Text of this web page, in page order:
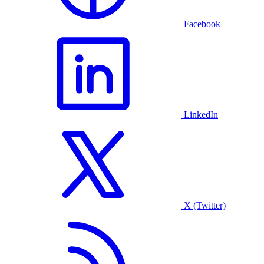
Facebook
LinkedIn
X (Twitter)